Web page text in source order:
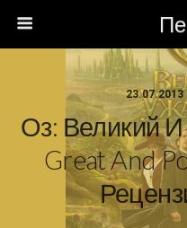
23.07.2013
Оз: Великий
Great And